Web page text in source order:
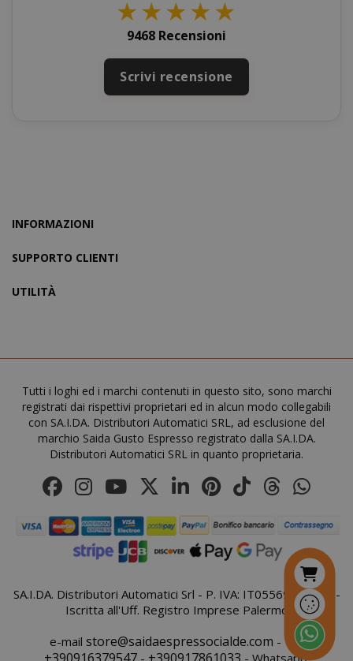
★★★★★
9468 Recensioni
Scrivi recensione
INFORMAZIONI
SUPPORTO CLIENTI
UTILITÀ
Tutti i loghi ed i marchi contenuti in questo sito, sono marchi
registrati dai rispettivi proprietari ed in alcun modo collegabili
con SA.I.DA. Distributori Automatici SRL, ad esclusione del
marchio Saida Gusto Espresso registrato dalla SA.I.DA.
Distributori Automatici SRL in quanto proprietaria.
SA.I.DA. Distributori Automatici Srl - P. IVA: IT05569410821 -
Iscritta all'Uff. Registro Imprese Palermo
e-mail store@saidaespressocialde.com - Tel:
- - Whatsapp:
product_data_storage
invalidation
mage-messages